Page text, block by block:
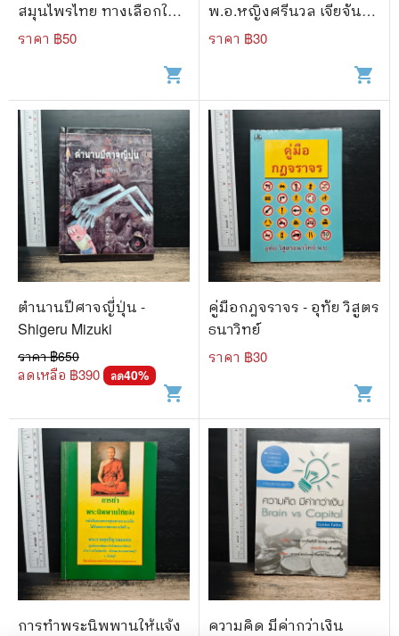
สมุนไพรไทย ทางเลือกใหม่
สำหรับคุณ
ราคา ฿50
shopping_cart
พ.อ.หญิงศรีนวล เจียจันทร์
พงษ์
ราคา ฿30
shopping_cart
ตำนานปีศาจญี่ปุ่น -
Shigeru Mizuki
ราคา ฿650
ลดเหลือ ฿390 ลด40%
shopping_cart
คู่มือกฎจราจร - อุทัย วิสูตร
ธนาวิทย์
ราคา ฿30
shopping_cart
การทำพระนิพพานให้แจ้ง
ความคิด มีค่ากว่าเงิน